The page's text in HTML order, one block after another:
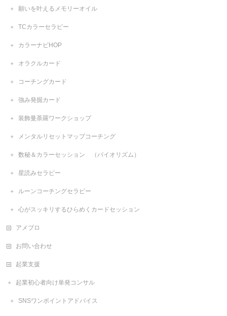
願いを叶えるメモリーオイル
TCカラーセラピー
カラーナビHOP
オラクルカード
コーチングカード
強み発掘カード
装飾曼荼羅ワークショップ
メンタルリセットマップコーチング
数秘＆カラーセッション （バイオリズム）
星読みセラピー
ルーンコーチングセラピー
心がスッキリするひらめくカードセッション
アメブロ
お問い合わせ
起業支援
起業初心者向け単発コンサル
SNSワンポイントアドバイス